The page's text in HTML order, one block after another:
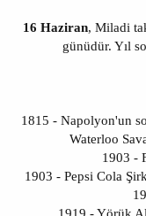
a
r
i
16 Haziran, Miladi
günüdür. Yıl
1815 - Napolyon'un
Waterloo
1903 -
1903 - Pepsi Cola
1919 - Yörük